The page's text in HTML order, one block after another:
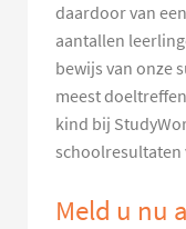
daardoor van
aantallen
bewijs van onze
meest
kind bij
schoolresultaten
Meld u nu